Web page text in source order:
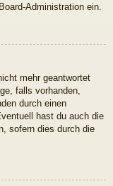
Administration ein.
mehr geantwortet
falls vorhanden,
durch einen
hast du auch die
sofern dies durch die